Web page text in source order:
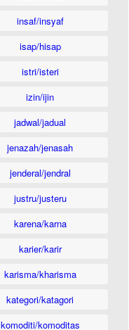
insaf/insyaf
isap/hisap
istri/isteri
izin/ijin
jadwal/jadual
jenazah/jenasah
jenderal/jendral
justru/justeru
karena/karna
karier/karir
karisma/kharisma
kategori/katagori
komoditi/komoditas